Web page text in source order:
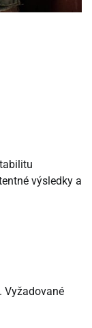
výsledky a
Vyžadované